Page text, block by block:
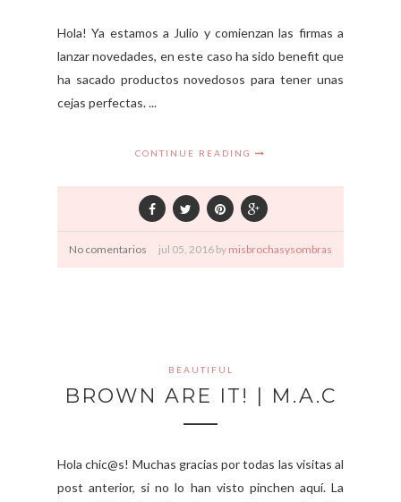
Hola! Ya estamos a Julio y comienzan las firmas a
lanzar novedades, en este caso ha sido benefit que
ha sacado productos novedosos para tener unas
cejas perfectas. ...
CONTINUE READING
No comentarios jul 05, 2016 by misbrochasysombras
BEAUTIFUL
BROWN ARE IT! | M.A.C
Hola chic@s! Muchas gracias por todas las visitas al
post anterior, si no lo han visto pinchen aquí. La